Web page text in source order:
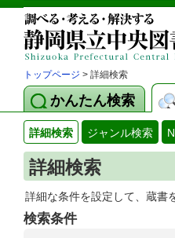
トップページ > 詳細検索
かんたん検索
詳細検索 ジャンル検索
詳細検索
詳細な条件を設定して、蔵書
検索条件